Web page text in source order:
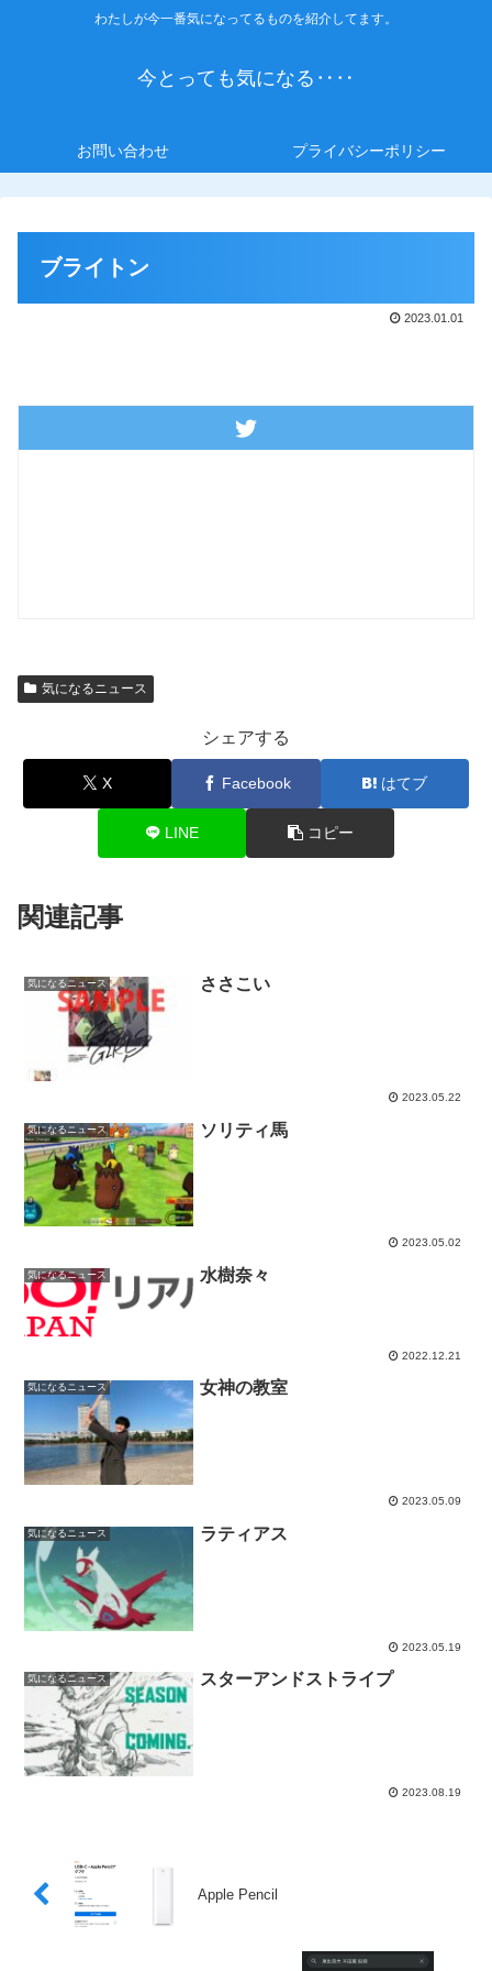
わたしが今一番気になってるものを紹介してます。
今とっても気になる‥‥
お問い合わせ プライバシーポリシー
ブライトン
2023.01.01
気になるニュース
シェアする
X Facebook はてブ
LINE コピー
関連記事
気になるニュース ささこい
2023.05.22
気になるニュース ソリティ馬
2023.05.02
気になるニュース 水樹奈々
2022.12.21
気になるニュース 女神の教室
2023.05.09
気になるニュース ラティアス
2023.05.19
気になるニュース スターアンドストライプ
2023.08.19
Apple Pencil